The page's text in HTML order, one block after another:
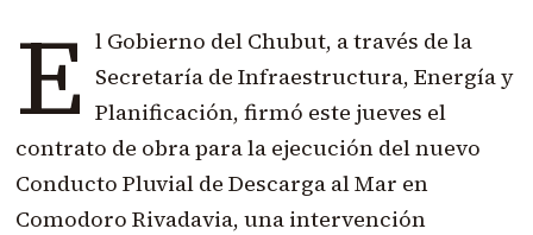
E l Gobierno del Chubut, a través de la
Secretaría de Infraestructura, Energía y
Planificación, firmó este jueves el
contrato de obra para la ejecución del nuevo
Conducto Pluvial de Descarga al Mar en
Comodoro Rivadavia, una intervención